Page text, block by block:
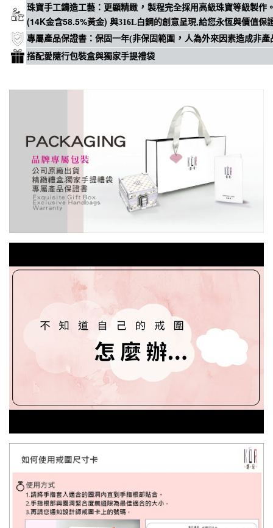
珠寶手工鑄造工藝 ： 更顯精緻 ， 製程完全採用高級珠寶等級製作
(14K金含58.5%黃金) 與316L白鋼的創意呈現,給您永恆與價值保
專屬產品保證書 ： 保固一年(非保固範圍 ， 人為外來因素造成非產
搭配愛隨行包裝盒與獨家手提禮袋